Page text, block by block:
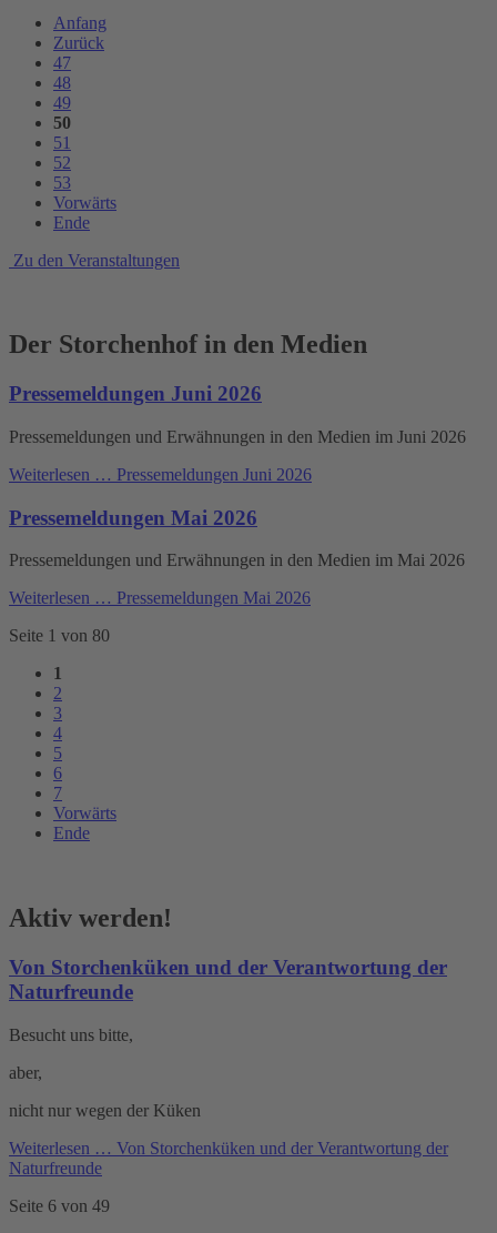
Anfang
Zurück
47
48
49
50
51
52
53
Vorwärts
Ende
Zu den Veranstaltungen
Der Storchenhof in den Medien
Pressemeldungen Juni 2026
Pressemeldungen und Erwähnungen in den Medien im Juni 2026
Weiterlesen … Pressemeldungen Juni 2026
Pressemeldungen Mai 2026
Pressemeldungen und Erwähnungen in den Medien im Mai 2026
Weiterlesen … Pressemeldungen Mai 2026
Seite 1 von 80
1
2
3
4
5
6
7
Vorwärts
Ende
Aktiv werden!
Von Storchenküken und der Verantwortung der
Naturfreunde
Besucht uns bitte,
aber,
nicht nur wegen der Küken
Weiterlesen … Von Storchenküken und der Verantwortung der
Naturfreunde
Seite 6 von 49